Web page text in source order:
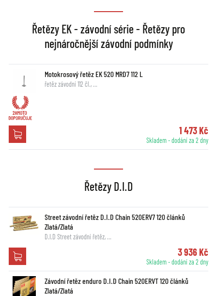
Řetězy EK - závodní série - Řetězy pro
nejnáročnější závodní podmínky
Motokrosový řetěz EK 520 MRD7 112 L
řetěz závodní 112 čl., …
1 473 Kč
Skladem - dodání za 2 dny
Řetězy D.I.D
Street závodní řetěz D.I.D Chain 520ERV7 120 článků
Zlatá/Zlatá
D.I.D Street závodní řetěz, …
3 936 Kč
Skladem - dodání za 2 dny
Závodní řetěz enduro D.I.D Chain 520ERVT 120 článků
Zlatá/Zlatá